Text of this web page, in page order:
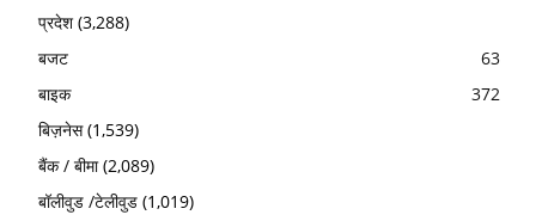
प्रदेश(3,288)
बजट
63
बाइक
372
बिज़नेस(1,539)
बैंक / बीमा(2,089)
बॉलीवुड /टेलीवुड (1,019)